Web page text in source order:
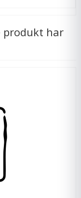
produkt har